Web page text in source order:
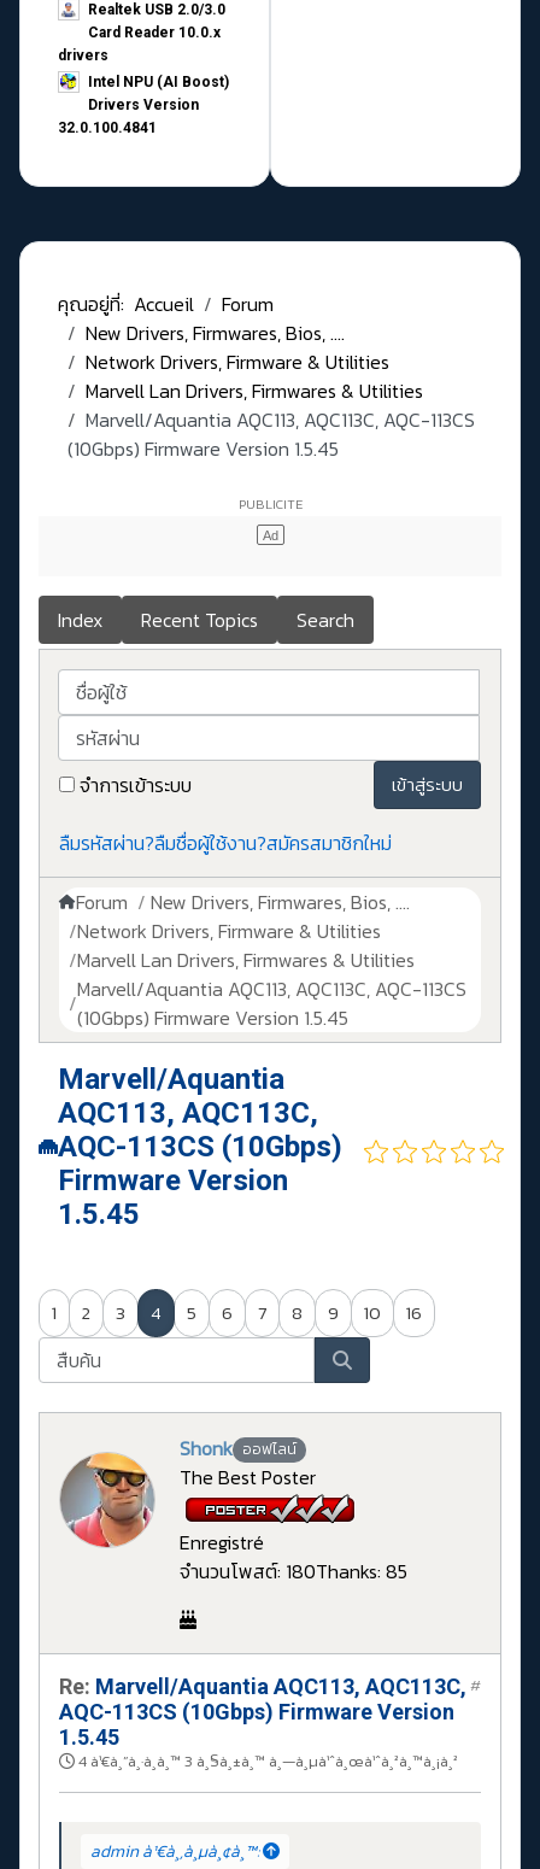
Realtek USB 2.0/3.0
Card Reader 10.0.x
drivers
Intel NPU (AI Boost)
Drivers Version
32.0.100.4841
คุณอยู่ที่: Accueil
Forum
New Drivers, Firmwares, Bios, ....
Network Drivers, Firmware & Utilities
Marvell Lan Drivers, Firmwares & Utilities
Marvell/Aquantia AQC113, AQC113C, AQC-113CS
(10Gbps) Firmware Version 1.5.45
Index Recent Topics Search
ชื่อผู้ใช้
รหัสผ่าน
จำการเข้าระบบ
เข้าสู่ระบบ
ลืมรหัสผ่าน?ลืมชื่อผู้ใช้งาน?สมัครสมาชิกใหม่
Forum
New Drivers, Firmwares, Bios, ....
Network Drivers, Firmware & Utilities
Marvell Lan Drivers, Firmwares & Utilities
Marvell/Aquantia AQC113, AQC113C, AQC-113CS
(10Gbps) Firmware Version 1.5.45
Marvell/Aquantia
AQC113, AQC113C,
AQC-113CS (10Gbps)
Firmware Version
1.5.45
1 2 3 4 5 6 7 8 9 10 16
Shonk ออฟไลน์
The Best Poster
Enregistré
จำนวนโพสต์: 180Thanks: 85
Re: Marvell/Aquantia AQC113, AQC113C,
AQC-113CS (10Gbps) Firmware Version
1.5.45
4 à¹€à¸”à¸·à¸­à¸™ 3 à¸§à¸±à¸™ à¸—à¸µà¹ˆà¸œà¹ˆà¸²à¸™à¸¡à¸²
#
admin à¹€à¸‚à¸µà¸¢à¸™: